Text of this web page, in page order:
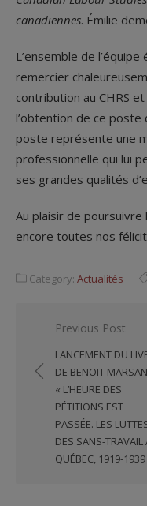
canadiennes. Émilie
L’ensemble de
remercier
contribution au CHRS
l’obtention de ce poste
poste représente une
professionnelle qui lui
ses grandes qualités
Au plaisir de
encore toutes nos
Category: Actualités
Navigation
l'article
Previous Post
LANCEMENT DU
DE BENOIT
« L’HEURE DES
PÉTITIONS EST
PASSÉE. LES
DES SANS-TRAVAIL
QUÉBEC, 1919-1939